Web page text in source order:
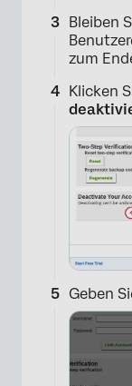
Bleiben
zum
Klicken
Geben